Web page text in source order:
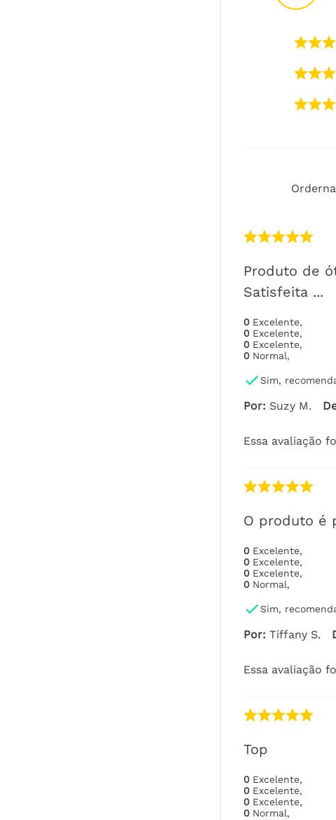
Produto de
Satisfeita ...
0 Excelente,
0 Excelente,
0 Excelente,
0 Normal,
Sim,
Por: Suzy M.
Essa avaliação
O produto é
0 Excelente,
0 Excelente,
0 Excelente,
0 Normal,
Sim,
Por: Tiffany S.
Essa avaliação
Top
0 Excelente,
0 Excelente,
0 Excelente,
0 Normal,